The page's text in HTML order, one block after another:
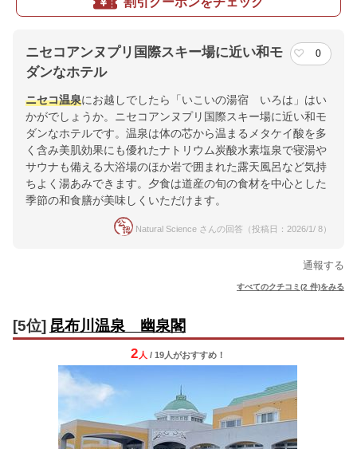
ニセコアンヌプリ国際スキー場に近い和モ
ダンなホテル
0
ニセコ温泉にお越しでしたら「いこいの湯宿 いろは」はい
かがでしょうか。ニセコアンヌプリ国際スキー場に近い和モ
ダンなホテルです。温泉は体の芯から温まるメタケイ酸を多
く含み美肌効果にも優れたナトリウム炭酸水素塩泉で寝湯や
サウナも備える大浴場のほか岩で囲まれた露天風呂など気持
ちよく湯あみできます。夕食は道産の旬の食材を中心とした
季節の和食膳が美味しくいただけます。
Natural Science さんの回答（投稿日：2026/1/ 8）
通報する
すべてのクチコミ(2 件)をみる
[5位] 昆布川温泉 幽泉閣
2 人 / 19人がおすすめ！